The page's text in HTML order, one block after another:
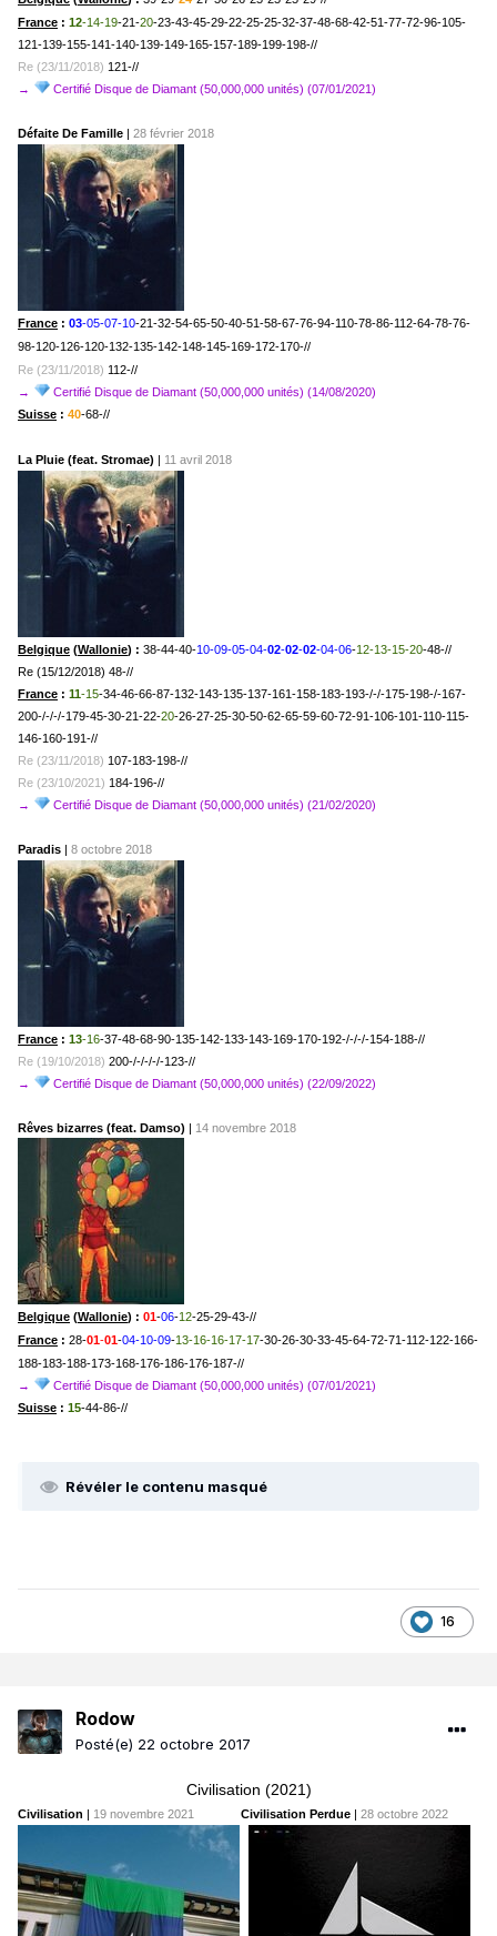
France : 12-14-19-21-20-23-43-45-29-22-25-25-32-37-48-68-42-51-77-72-96-105-
121-139-155-141-140-139-149-165-157-189-199-198-//
Re (23/11/2018) 121-//
→
Certifié Disque de Diamant (50,000,000 unités) (07/01/2021)
Défaite De Famille 28 février 2018
France : 03-05-07-10-21-32-54-65-50-40-51-58-67-76-94-110-78-86-112-64-78-76-
98-120-126-120-132-135-142-148-145-169-172-170-//
Re (23/11/2018) 112-//
→
Certifié Disque de Diamant (50,000,000 unités) (14/08/2020)
Suisse : 40-68-//
La Pluie (feat. Stromae) 11 avril 2018
Belgique (Wallonie) : 38-44-40-10-09-05-04-02-02-02-04-06-12-13-15-20-48-//
Re (15/12/2018) 48-//
France : 11-15-34-46-66-87-132-143-135-137-161-158-183-193-/-/-175-198-/-167-
200-/-/-/-179-45-30-21-22-20-26-27-25-30-50-62-65-59-60-72-91-106-101-110-115-
146-160-191-//
Re (23/11/2018) 107-183-198-//
Re (23/10/2021) 184-196-//
→
Certifié Disque de Diamant (50,000,000 unités) (21/02/2020)
Paradis 8 octobre 2018
France : 13-16-37-48-68-90-135-142-133-143-169-170-192-/-/-/-154-188-//
Re (19/10/2018) 200-/-/-/-/-1 23-//
→
Certifié Disque de Diamant (50,000,000 unités) (22/09/2022)
Rêves bizarres (feat. Damso) 14 novembre 2018
Belgique (Wallonie) : 01-06-12-25-29-43-//
France : 28-01-01-04-10-09-13-16-16-17-17-30-26-30-33-45-64-72-71-112-122-166-
188-183-188-173-168-176-186-176-187-//
→
Certifié Disque de Diamant (50,000,000 unités) (07/01/2021)
Suisse : 15-44-86-//
Révéler le contenu masqué
16
Rodow
Posté(e) 22 octobre 2017
Civilisation (2021)
Civilisation 19 novembre 2021 Civilisation Perdue 28 octobre 2022